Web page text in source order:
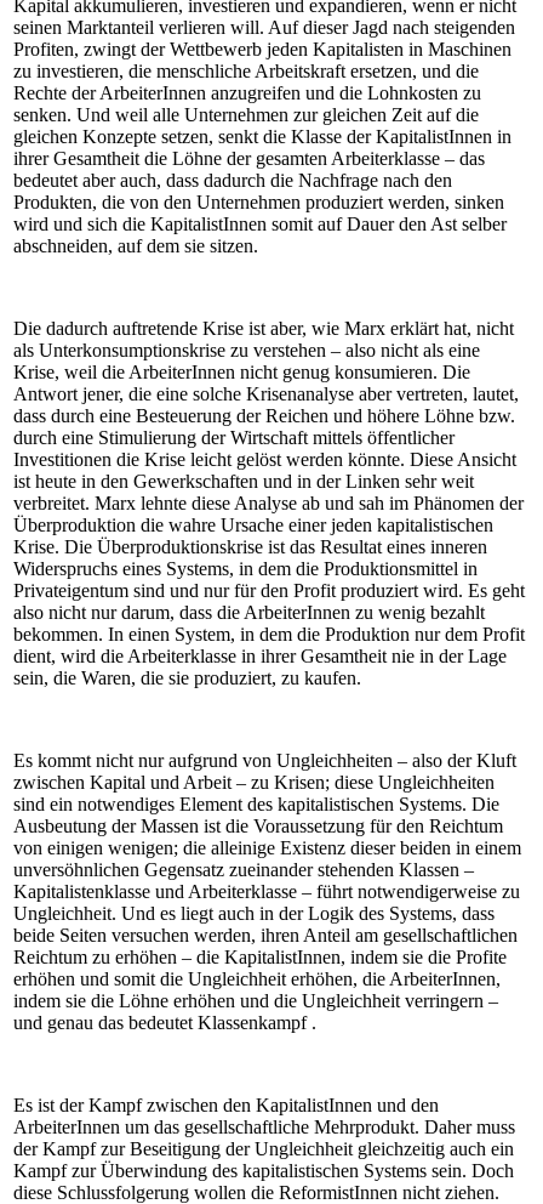
Kapital akkumulieren, investieren und expandieren, wenn er nicht
seinen Marktanteil verlieren will. Auf dieser Jagd nach steigenden
Profiten, zwingt der Wettbewerb jeden Kapitalisten in Maschinen
zu investieren, die menschliche Arbeitskraft ersetzen, und die
Rechte der ArbeiterInnen anzugreifen und die Lohnkosten zu
senken. Und weil alle Unternehmen zur gleichen Zeit auf die
gleichen Konzepte setzen, senkt die Klasse der KapitalistInnen in
ihrer Gesamtheit die Löhne der gesamten Arbeiterklasse – das
bedeutet aber auch, dass dadurch die Nachfrage nach den
Produkten, die von den Unternehmen produziert werden, sinken
wird und sich die KapitalistInnen somit auf Dauer den Ast selber
abschneiden, auf dem sie sitzen.
Die dadurch auftretende Krise ist aber, wie Marx erklärt hat, nicht
als Unterkonsumptionskrise zu verstehen – also nicht als eine
Krise, weil die ArbeiterInnen nicht genug konsumieren. Die
Antwort jener, die eine solche Krisenanalyse aber vertreten, lautet,
dass durch eine Besteuerung der Reichen und höhere Löhne bzw.
durch eine Stimulierung der Wirtschaft mittels öffentlicher
Investitionen die Krise leicht gelöst werden könnte. Diese Ansicht
ist heute in den Gewerkschaften und in der Linken sehr weit
verbreitet. Marx lehnte diese Analyse ab und sah im Phänomen der
Überproduktion die wahre Ursache einer jeden kapitalistischen
Krise. Die Überproduktionskrise ist das Resultat eines inneren
Widerspruchs eines Systems, in dem die Produktionsmittel in
Privateigentum sind und nur für den Profit produziert wird. Es geht
also nicht nur darum, dass die ArbeiterInnen zu wenig bezahlt
bekommen. In einen System, in dem die Produktion nur dem Profit
dient, wird die Arbeiterklasse in ihrer Gesamtheit nie in der Lage
sein, die Waren, die sie produziert, zu kaufen.
Es kommt nicht nur aufgrund von Ungleichheiten – also der Kluft
zwischen Kapital und Arbeit – zu Krisen; diese Ungleichheiten
sind ein notwendiges Element des kapitalistischen Systems. Die
Ausbeutung der Massen ist die Voraussetzung für den Reichtum
von einigen wenigen; die alleinige Existenz dieser beiden in einem
unversöhnlichen Gegensatz zueinander stehenden Klassen –
Kapitalistenklasse und Arbeiterklasse – führt notwendigerweise zu
Ungleichheit. Und es liegt auch in der Logik des Systems, dass
beide Seiten versuchen werden, ihren Anteil am gesellschaftlichen
Reichtum zu erhöhen – die KapitalistInnen, indem sie die Profite
erhöhen und somit die Ungleichheit erhöhen, die ArbeiterInnen,
indem sie die Löhne erhöhen und die Ungleichheit verringern –
und genau das bedeutet Klassenkampf .
Es ist der Kampf zwischen den KapitalistInnen und den
ArbeiterInnen um das gesellschaftliche Mehrprodukt. Daher muss
der Kampf zur Beseitigung der Ungleichheit gleichzeitig auch ein
Kampf zur Überwindung des kapitalistischen Systems sein. Doch
diese Schlussfolgerung wollen die ReformistInnen nicht ziehen.